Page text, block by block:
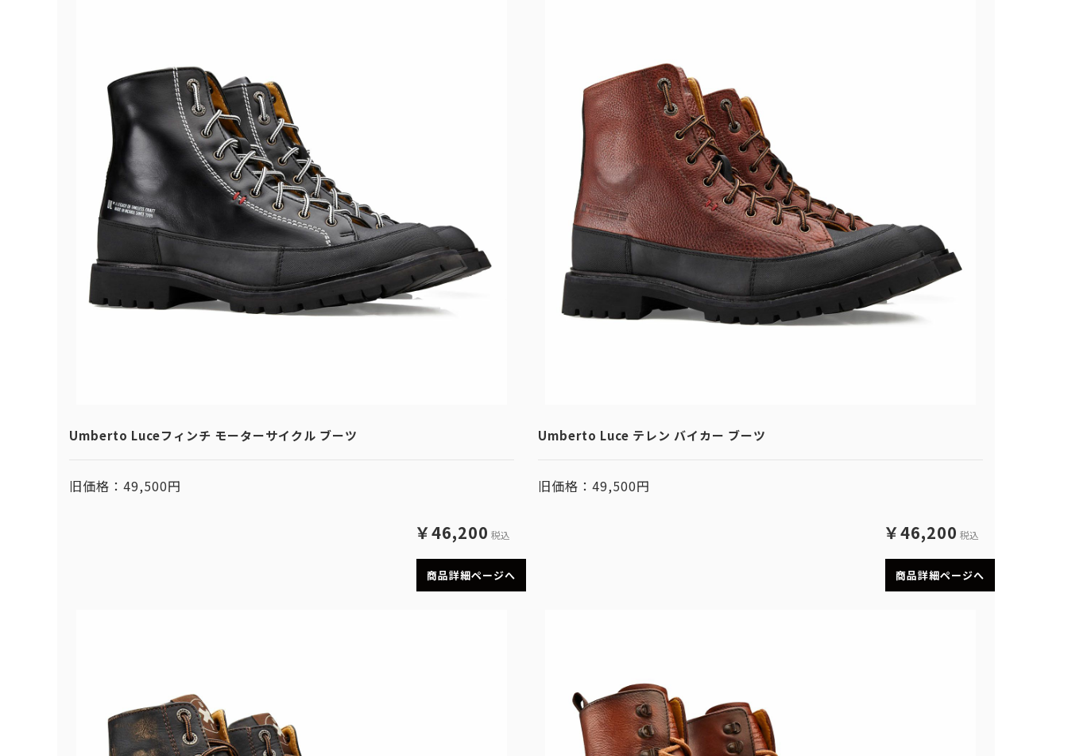
Umberto Luceフィンチ モーターサイクル ブーツ
旧価格：49,500円
￥46,200 税込
商品詳細ページへ
Umberto Luce テレン バイカー ブーツ
旧価格：49,500円
￥46,200 税込
商品詳細ページへ